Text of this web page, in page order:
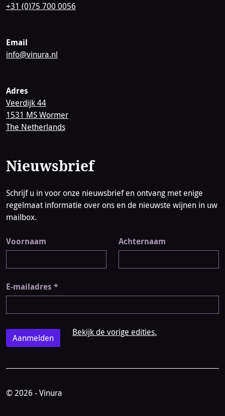
+31 (0)75 700 0056
Email
info@vinura.nl
Adres
Veerdijk 44
1531 MS Wormer
The Netherlands
Nieuwsbrief
Schrijf u in voor onze nieuwsbrief en ontvang met enige
regelmaat informatie over ons en de nieuwste wijnen in uw
mailbox.
Voornaam Achternaam
E-mailadres *
Bekijk de vorige edities.
© 2026 - Vinura